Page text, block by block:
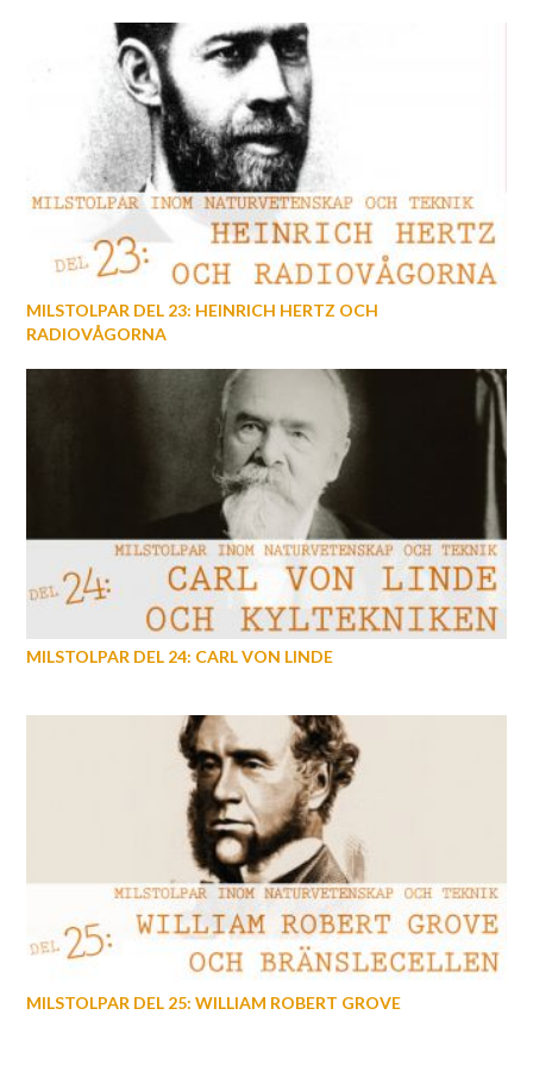
MILSTOLPAR DEL 23: HEINRICH HERTZ OCH
RADIOVÅGORNA
MILSTOLPAR DEL 24: CARL VON LINDE
MILSTOLPAR DEL 25: WILLIAM ROBERT GROVE